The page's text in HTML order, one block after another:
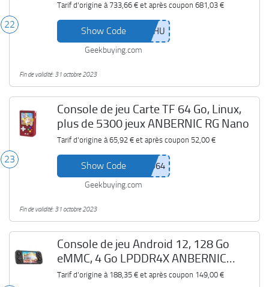
22
Tarif d'origine à 733,66 €et après coupon 681,03 €
Show Code
Geekbuying.com
Fin de validité: 31 octobre 2023
23
Console de jeu Carte TF 64 Go, Linux,
plus de 5300 jeux ANBERNIC RG Nano
Tarif d'origine à65,92 €et après coupon 52,00 €
Show Code
Geekbuying.com
Fin de validité: 31 octobre 2023
Console de jeu Android 12, 128 Go
eMMC, 4 Go LPDDR4X ANBERNIC
RG405M
Tarif d'origine à 188,35 €et après coupon 149,00 €